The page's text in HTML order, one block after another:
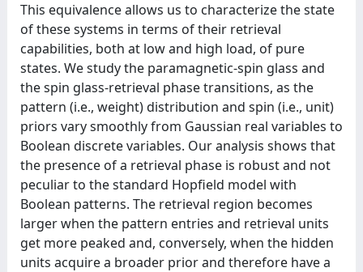
This equivalence allows us to characterize the state
of these systems in terms of their retrieval
capabilities, both at low and high load, of pure
states. We study the paramagnetic-spin glass and
the spin glass-retrieval phase transitions, as the
pattern (i.e., weight) distribution and spin (i.e., unit)
priors vary smoothly from Gaussian real variables to
Boolean discrete variables. Our analysis shows that
the presence of a retrieval phase is robust and not
peculiar to the standard Hopfield model with
Boolean patterns. The retrieval region becomes
larger when the pattern entries and retrieval units
get more peaked and, conversely, when the hidden
units acquire a broader prior and therefore have a